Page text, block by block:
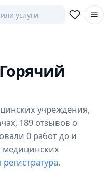
учреждения,
189 отзывов о
0 работ до и
медицинских